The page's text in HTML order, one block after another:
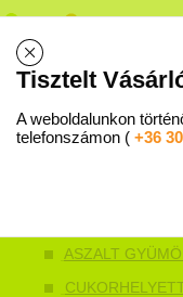
WEBSHOP
ASZALT
Tisztelt
A weboldalunkon
telefonszámon ( +36